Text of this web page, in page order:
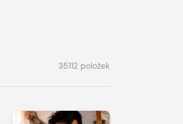
35112 položek